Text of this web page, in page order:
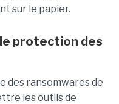
sur le papier.
protection des
des ransomwares de
les outils de